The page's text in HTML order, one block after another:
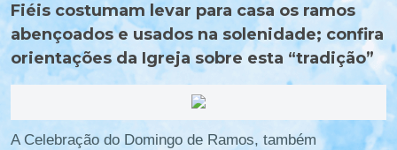
Fiéis costumam levar para casa os ramos
abençoados e usados na solenidade; confira
orientações da Igreja sobre esta “tradição”
A Celebração do Domingo de Ramos, também